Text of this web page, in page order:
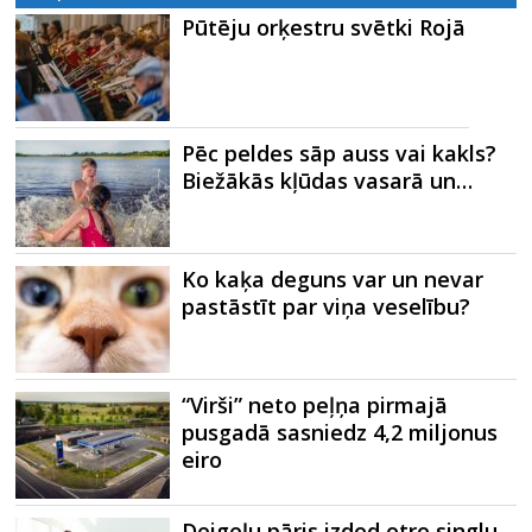
Pūtēju orķestru svētki Rojā
Pēc peldes sāp auss vai kakls?
Biežākās kļūdas vasarā un…
Ko kaķa deguns var un nevar
pastāstīt par viņa veselību?
“Virši” neto peļņa pirmajā
pusgadā sasniedz 4,2 miljonus
eiro